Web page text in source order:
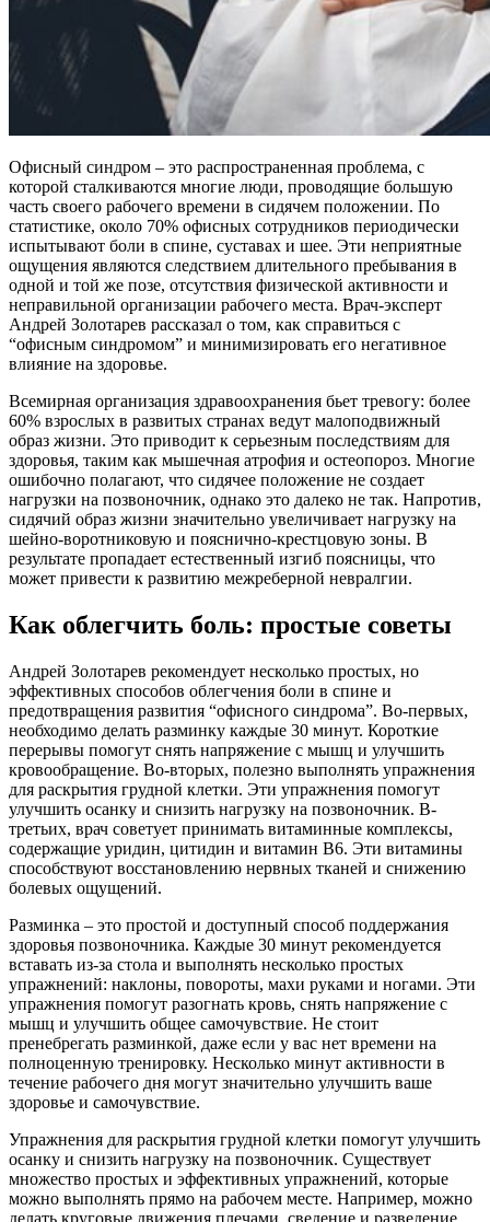
Офисный синдром – это распространенная проблема, с
которой сталкиваются многие люди, проводящие большую
часть своего рабочего времени в сидячем положении. По
статистике, около 70% офисных сотрудников периодически
испытывают боли в спине, суставах и шее. Эти неприятные
ощущения являются следствием длительного пребывания в
одной и той же позе, отсутствия физической активности и
неправильной организации рабочего места. Врач-эксперт
Андрей Золотарев рассказал о том, как справиться с
“офисным синдромом” и минимизировать его негативное
влияние на здоровье.
Всемирная организация здравоохранения бьет тревогу: более
60% взрослых в развитых странах ведут малоподвижный
образ жизни. Это приводит к серьезным последствиям для
здоровья, таким как мышечная атрофия и остеопороз. Многие
ошибочно полагают, что сидячее положение не создает
нагрузки на позвоночник, однако это далеко не так. Напротив,
сидячий образ жизни значительно увеличивает нагрузку на
шейно-воротниковую и пояснично-крестцовую зоны. В
результате пропадает естественный изгиб поясницы, что
может привести к развитию межреберной невралгии.
Как облегчить боль: простые советы
Андрей Золотарев рекомендует несколько простых, но
эффективных способов облегчения боли в спине и
предотвращения развития “офисного синдрома”. Во-первых,
необходимо делать разминку каждые 30 минут. Короткие
перерывы помогут снять напряжение с мышц и улучшить
кровообращение. Во-вторых, полезно выполнять упражнения
для раскрытия грудной клетки. Эти упражнения помогут
улучшить осанку и снизить нагрузку на позвоночник. В-
третьих, врач советует принимать витаминные комплексы,
содержащие уридин, цитидин и витамин B6. Эти витамины
способствуют восстановлению нервных тканей и снижению
болевых ощущений.
Разминка – это простой и доступный способ поддержания
здоровья позвоночника. Каждые 30 минут рекомендуется
вставать из-за стола и выполнять несколько простых
упражнений: наклоны, повороты, махи руками и ногами. Эти
упражнения помогут разогнать кровь, снять напряжение с
мышц и улучшить общее самочувствие. Не стоит
пренебрегать разминкой, даже если у вас нет времени на
полноценную тренировку. Несколько минут активности в
течение рабочего дня могут значительно улучшить ваше
здоровье и самочувствие.
Упражнения для раскрытия грудной клетки помогут улучшить
осанку и снизить нагрузку на позвоночник. Существует
множество простых и эффективных упражнений, которые
можно выполнять прямо на рабочем месте. Например, можно